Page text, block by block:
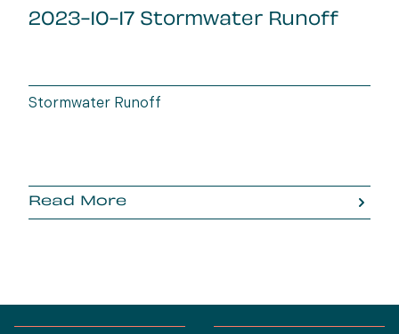
2023-10-17 Stormwater Runoff
Stormwater Runoff
Read More